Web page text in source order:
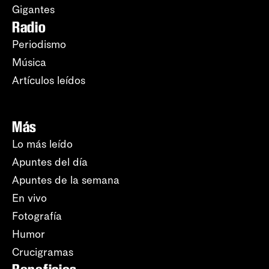
Gigantes
Radio
Periodismo
Música
Artículos leídos
Más
Lo más leído
Apuntes del día
Apuntes de la semana
En vivo
Fotografía
Humor
Crucigramas